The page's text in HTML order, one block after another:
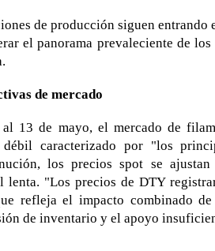
de producción siguen entrando
el panorama prevaleciente de los
de mercado
13 de mayo, el mercado de
caracterizado por "los
los precios spot se
lenta. "Los precios de DTY
refleja el impacto combinado
de inventario y el apoyo